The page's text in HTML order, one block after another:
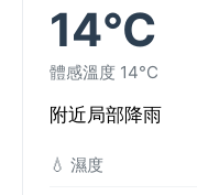
14°C
體感溫度 14°C
附近局部降雨
💧 濕度